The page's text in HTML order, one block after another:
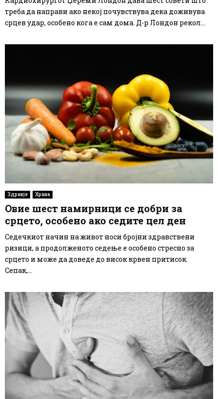
треба да направи ако некој почувствува дека доживува
срцев удар, особено кога е сам дома. Д-р Лондон рекол...
Здравје Храна
Овие шест намирници се добри за
срцето, особено ако седите цел ден
Седечкиот начин на живот носи бројни здравствени
ризици, а продолженото седење е особено стресно за
срцето и може да доведе до висок крвен притисок.
Сепак,...